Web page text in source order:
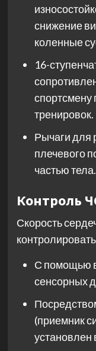
снижение
коленные
16-
тренировок.
Рычаги для
плечевого
частью тела.
Контроль
Скорость
С помощью
сенсорных
(приемник
установлен